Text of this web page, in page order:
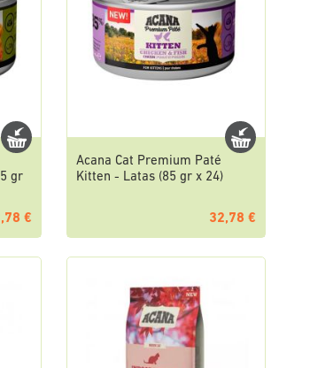
gr
€
Acana Cat Premium Paté
Kitten - Latas (85 gr x 24)
32,78 €